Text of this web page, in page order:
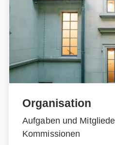
Organisation
Aufgaben und
Kommissionen